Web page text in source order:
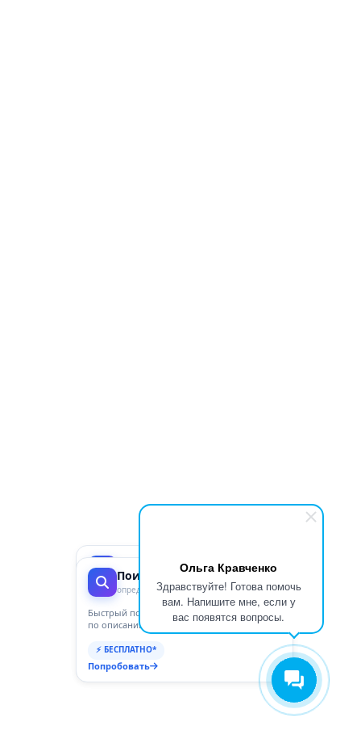
Ольга Кравченко
Здравствуйте! Готова помочь
вам. Напишите мне, если у
вас появятся вопросы.
ГосПоинт
автоматизация 44-ФЗ
Планирование, Подготовка,
Закупки, Контракты, Поставщики,
Отчетность и Аналитика
⚡ 3 дня бесплатно
Перейти
Поиск ОКПД2
определение кода
Быстрый подбор кода ОКПД2
по описанию товара или услуги
⚡ БЕСПЛАТНО*
Попробовать